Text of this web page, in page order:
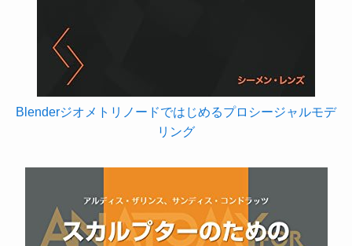
Blenderジオメトリノードではじめるプロシージャルモデ
リング